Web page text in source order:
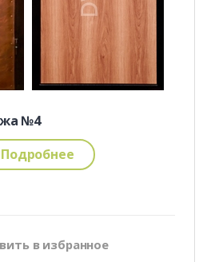
№4
Подробнее
в избранное